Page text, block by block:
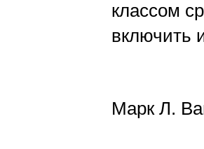
классом
Марк Л.